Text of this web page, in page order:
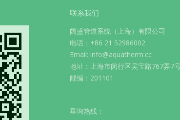
联系我们
阔盛管道系统（上海）有限公司
电话：+86 21 52986002
Email: info@aquatherm.cc
地址：上海市闵行区吴宝路767弄7
邮编：201101
垂询热线：